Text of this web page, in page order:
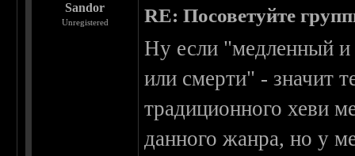
Sandor
Unregistered RE: Посоветуйте
Ну если "медленный и
или смерти" - значит
традиционного хеви
данного жанра, но у